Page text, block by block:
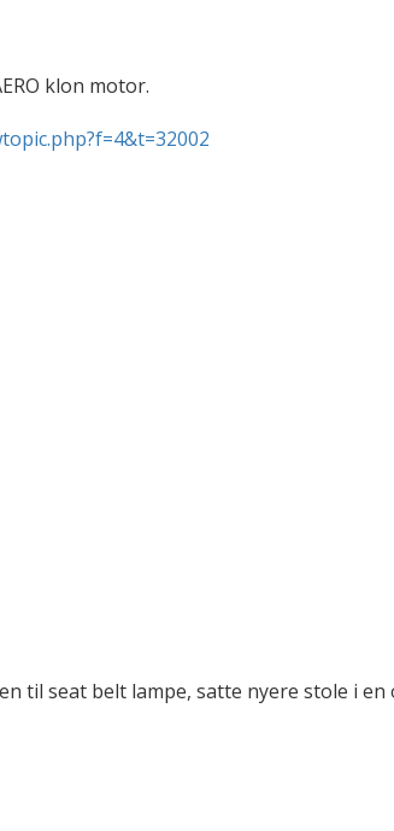
klon motor.
til seat belt lampe, satte nyere stole i